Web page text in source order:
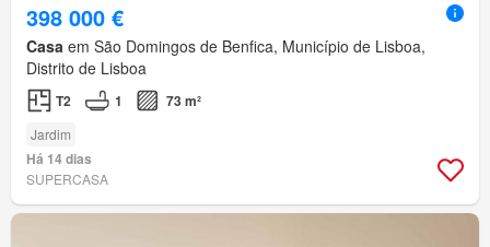
398 000 €
Casa em São Domingos de Benfica, Município de Lisboa,
Distrito de Lisboa
T2 1 73 m²
Jardim
Há 14 dias
SUPERCASA